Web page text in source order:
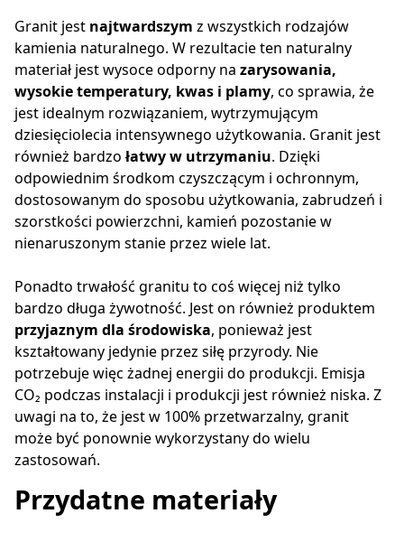
Granit jest najtwardszym z wszystkich rodzajów
kamienia naturalnego. W rezultacie ten naturalny
materiał jest wysoce odporny na zarysowania,
wysokie temperatury, kwas i plamy, co sprawia, że
jest idealnym rozwiązaniem, wytrzymującym
dziesięciolecia intensywnego użytkowania. Granit jest
również bardzo łatwy w utrzymaniu. Dzięki
odpowiednim środkom czyszczącym i ochronnym,
dostosowanym do sposobu użytkowania, zabrudzeń i
szorstkości powierzchni, kamień pozostanie w
nienaruszonym stanie przez wiele lat.
Ponadto trwałość granitu to coś więcej niż tylko
bardzo długa żywotność. Jest on również produktem
przyjaznym dla środowiska, ponieważ jest
kształtowany jedynie przez siłę przyrody. Nie
potrzebuje więc żadnej energii do produkcji. Emisja
CO₂ podczas instalacji i produkcji jest również niska. Z
uwagi na to, że jest w 100% przetwarzalny, granit
może być ponownie wykorzystany do wielu
zastosowań.
Przydatne materiały